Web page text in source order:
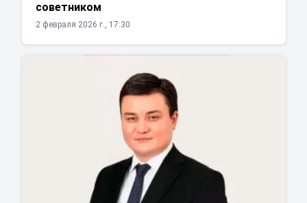
советником
2 февраля 2026 г., 17:30